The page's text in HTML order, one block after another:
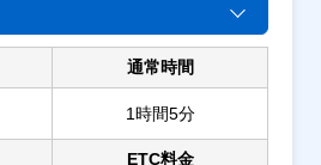
通常時間
1時間5分
ETC料金